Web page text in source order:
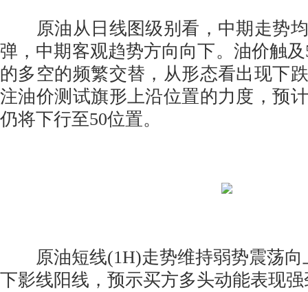
原油从日线图级别看，中期走势均
弹，中期客观趋势方向向下。油价触
的多空的频繁交替，从形态看出现下
注油价测试旗形上沿位置的力度，预
仍将下行至50位置。
原油短线(1H)走势维持弱势震荡向
下影线阳线，预示买方多头动能表现